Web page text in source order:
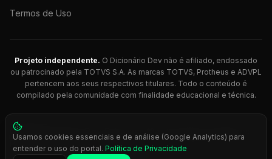
Termos de Uso
Projeto independente. O Dicionário Dev não é afiliado, endossado
ou patrocinado pela TOTVS S.A. As marcas TOTVS, Protheus e ADVPL
pertencem aos seus respectivos titulares. Todo o conteúdo é
compilado pela comunidade com finalidade educacional e técnica.
© 2026 Dicionário Dev. Feito com 💚 para desenvolvedores
Protheus.
Press Ctrl+K
Usamos cookies essenciais e de análise (Google Analytics) para
entender o uso do portal. Política de Privacidade